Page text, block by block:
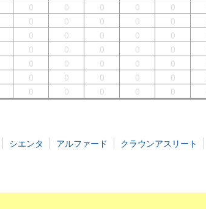
0 0 0 0 0
0 0 0 0 0
0 0 0 0 0
0 0 0 0 0
0 0 0 0 0
0 0 0 0 0
0 0 0 0 0
シエンタ アルファード クラウンアスリート